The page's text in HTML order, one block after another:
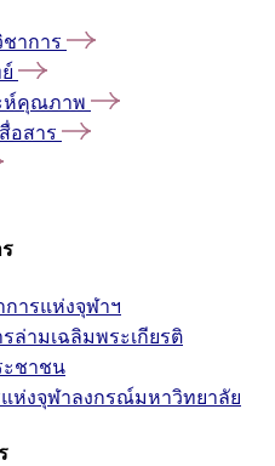
าการ
ห์คุณภาพ
อสาร
ารแห่งจุฬาฯ
ล่ามเฉลิมพระเกียรติ
ะชาชน
ห่งจุฬาลงกรณ์มหาวิทยาลัย